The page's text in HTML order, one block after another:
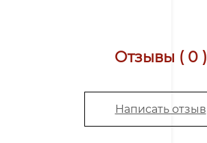
Отзывы ( 0 )
Написать отзыв